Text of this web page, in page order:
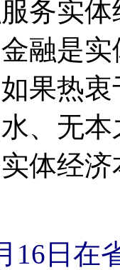
实体
融是
果热
、无
体经
16日